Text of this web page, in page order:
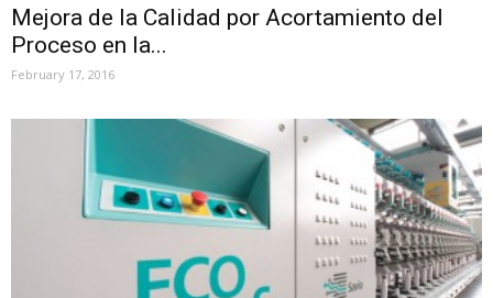
Mejora de la Calidad por Acortamiento del
Proceso en la...
February 17, 2016